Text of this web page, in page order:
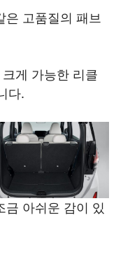
은 고품질의 패브
게 가능한 리클
다.
금 아쉬운 감이 있